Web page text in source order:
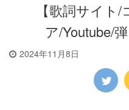
【歌詞サイト
ア/Youtube/
2024年11月8日